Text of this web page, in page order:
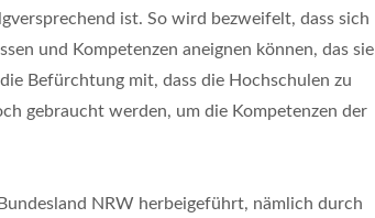
ist. So wird bezweifelt, dass sich
und Kompetenzen aneignen können, das sie
Befürchtung mit, dass die Hochschulen zu
gebraucht werden, um die Kompetenzen der
NRW herbeigeführt, nämlich durch